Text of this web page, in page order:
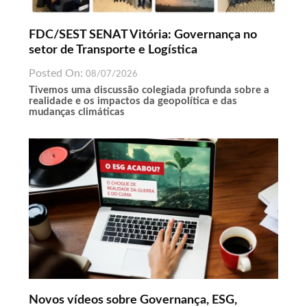
FDC/SEST SENAT Vitória: Governança no
setor de Transporte e Logística
Posted On: 08/07/2026
Tivemos uma discussão colegiada profunda sobre a
realidade e os impactos da geopolítica e das
mudanças climáticas
Novos vídeos sobre Governança, ESG,